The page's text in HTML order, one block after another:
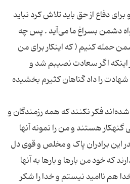
دفاع از حق باید تلاش کرد نباید
دشمن بسراغ ما مى‌آید . پس چه
حمله کنیم ( که اینکار براى من
اگر سعادت نصیبم شد و
را داد گناهان کثیرم بخشیده
شده‌اند فکر نکنند که همه رزمندگان و
هستند و من را نمونه آنها
این برادران پاک و مخلص و قوى دل
که خود من بارها و بارها به آنها
هم ناامید نیستم و خدا را شکر